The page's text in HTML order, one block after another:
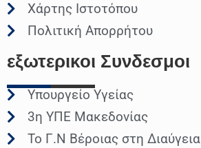
Χάρτης Ιστοτόπου
Πολιτική Απορρήτου
εξωτερικοι Συνδεσμοι
Υπουργείο Υγείας
3η ΥΠΕ Μακεδονίας
Το Γ.Ν Βέροιας στη Διαύγεια